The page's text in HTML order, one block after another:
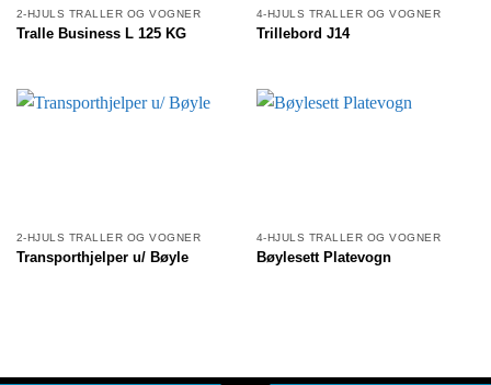
2-HJULS TRALLER OG VOGNER
Tralle Business L 125 KG
4-HJULS TRALLER OG VOGNER
Trillebord J14
2-HJULS TRALLER OG VOGNER
Transporthjelper u/ Bøyle
4-HJULS TRALLER OG VOGNER
Bøylesett Platevogn